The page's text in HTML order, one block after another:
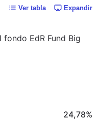
Ver tabla Expandir
EdR Fund Big
24,78%